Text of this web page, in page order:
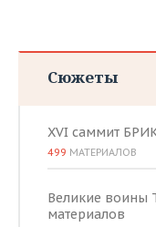
Сюжеты
XVI саммит
499 МАТЕРИАЛОВ
Великие воины
материалов